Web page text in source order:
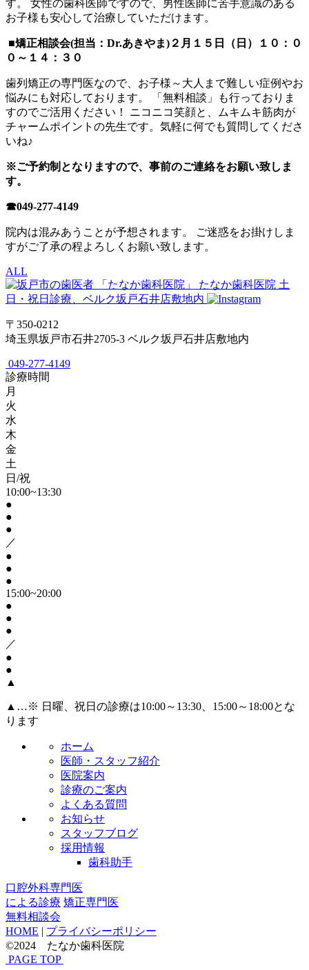
す。 女性の歯科医師ですので、男性医師に苦手意識のある
お子様も安心して治療していただけます。
■矯正相談会(担当：Dr.あきやま)２月１５日（日）１０：０
０～１４：３０
歯列矯正の専門医なので、お子様～大人まで難しい症例やお
悩みにも対応しております。 「無料相談」も行っておりま
すのでご活用ください！ ニコニコ笑顔と、ムキムキ筋肉が
チャームポイントの先生です。気軽に何でも質問してくださ
いね♪
※ご予約制となりますので、事前のご連絡をお願い致しま
す。
☎049-277-4149
院内は混みあうことが予想されます。 ご迷惑をお掛けしま
すがご了承の程よろしくお願い致します。
ALL
たなか歯科医院 土
日・祝日診療、ベルク坂戸石井店敷地内
〒350-0212
埼玉県坂戸市石井2705-3 ベルク坂戸石井店敷地内
049-277-4149
診療時間
月
火
水
木
金
土
日/祝
10:00~13:30
●
●
●
／
●
●
●
15:00~20:00
●
●
●
／
●
●
▲
▲ …※ 日曜、祝日の診療は10:00～13:30、15:00～18:00とな
ります
ホーム
医師・スタッフ紹介
医院案内
診療のご案内
よくある質問
お知らせ
スタッフブログ
採用情報
歯科助手
口腔外科専門医
による診療 矯正専門医
無料相談会
HOME | プライバシーポリシー
©2024 たなか歯科医院
PAGE TOP